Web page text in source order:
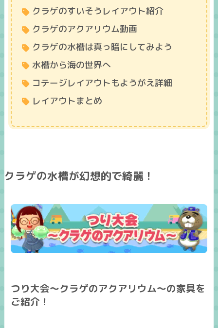
クラゲのすいそうレイアウト紹介
クラゲのアクアリウム動画
クラゲの水槽は真っ暗にしてみよう
水槽から海の世界へ
コテージレイアウトもようがえ詳細
レイアウトまとめ
クラゲの水槽が幻想的で綺麗！
つり大会～クラゲのアクアリウム～の家具を
ご紹介！